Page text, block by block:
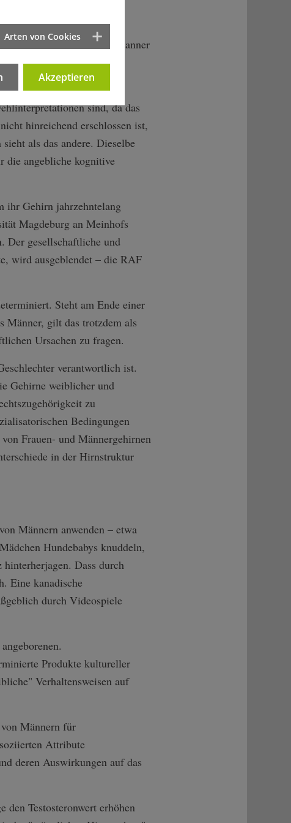
durch den scheinbar
für Vorurteile
unter den fMRT-Gehirnscanner
zum räumlichen
sind, da das
hinreichend erschlossen ist,
als das andere. Dieselbe
die angebliche kognitive
ihr Gehirn jahrzehntelang
Magdeburg an Meinhofs
Der gesellschaftliche und
wird ausgeblendet – die RAF
Steht am Ende einer
Männer, gilt das trotzdem als
Ursachen zu fragen.
verantwortlich ist.
Gehirne weiblicher und
zu
Bedingungen
Frauen- und Männergehirnen
in der Hirnstruktur
Männern anwenden – etwa
Hundebabys knuddeln,
Dass durch
Eine kanadische
durch Videospiele
Produkte kultureller
Verhaltensweisen auf
Männern für
Attribute
deren Auswirkungen auf das
Testosteronwert erhöhen
Arten von Cookies
Akzeptieren